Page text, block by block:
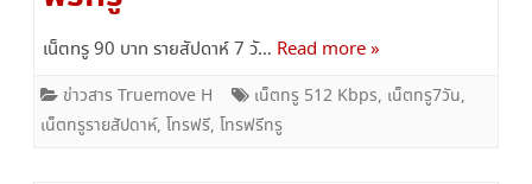
เน็ตทรู 90 บาท รายสัปดาห์ 7 วั… Read more »
ข่าวสาร Truemove H เน็ตทรู 512 Kbps, เน็ตทรู7วัน,
เน็ตทรูรายสัปดาห์, โทรฟรี, โทรฟรีทรู